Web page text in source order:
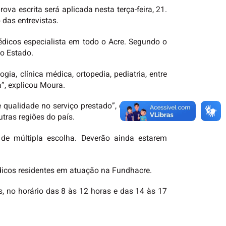
escrita será aplicada nesta terça-feira, 21.
entrevistas.
especialista em todo o Acre. Segundo o
Estado.
clínica médica, ortopedia, pediatria, entre
explicou Moura.
no serviço prestado”, disse Thadeu
regiões do país.
múltipla escolha. Deverão ainda estarem
residentes em atuação na Fundhacre.
no horário das 8 às 12 horas e das 14 às 17